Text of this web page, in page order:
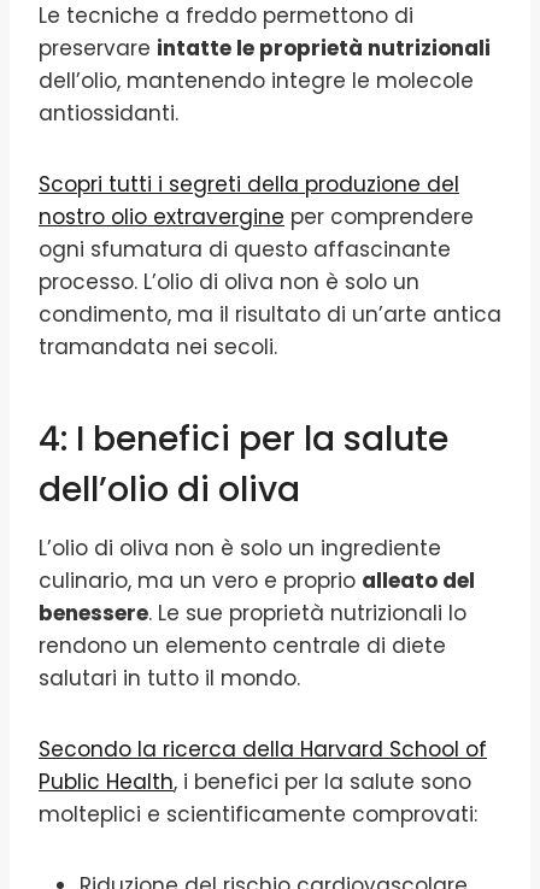
Le tecniche a freddo permettono di
preservare intatte le proprietà nutrizionali
dell’olio, mantenendo integre le molecole
antiossidanti.
Scopri tutti i segreti della produzione del
nostro olio extravergine per comprendere
ogni sfumatura di questo affascinante
processo. L’olio di oliva non è solo un
condimento, ma il risultato di un’arte antica
tramandata nei secoli.
4: I benefici per la salute
dell’olio di oliva
L’olio di oliva non è solo un ingrediente
culinario, ma un vero e proprio alleato del
benessere. Le sue proprietà nutrizionali lo
rendono un elemento centrale di diete
salutari in tutto il mondo.
Secondo la ricerca della Harvard School of
Public Health, i benefici per la salute sono
molteplici e scientificamente comprovati: